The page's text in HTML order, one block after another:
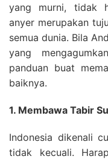
yang murni, tidak
anyer merupakan
semua dunia. Bila
yang
panduan buat
baiknya.
1. Membawa Tabir
Indonesia dikenali
tidak kecuali.